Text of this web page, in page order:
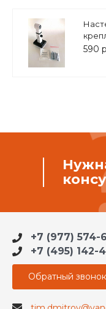
590
+7 (977) 574-
+7 (495) 142-
Обратный звонок